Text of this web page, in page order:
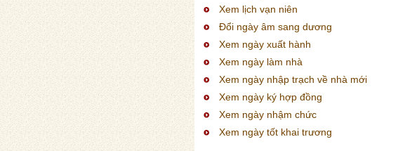
Xem lịch vạn niên
Đổi ngày âm sang dương
Xem ngày xuất hành
Xem ngày làm nhà
Xem ngày nhập trạch về nhà mới
Xem ngày ký hợp đồng
Xem ngày nhậm chức
Xem ngày tốt khai trương